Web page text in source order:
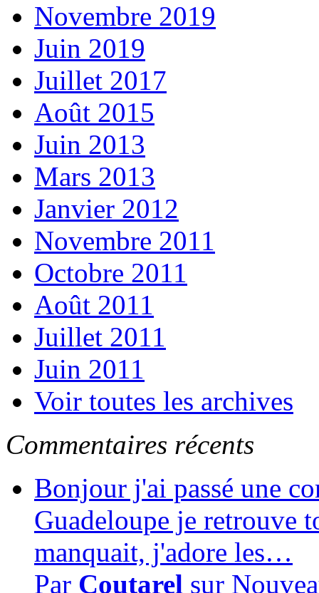
Novembre 2019
Juin 2019
Juillet 2017
Août 2015
Juin 2013
Mars 2013
Janvier 2012
Novembre 2011
Octobre 2011
Août 2011
Juillet 2011
Juin 2011
Voir toutes les archives
Commentaires récents
Bonjour j'ai passé une
Guadeloupe je retrouve
manquait, j'adore les…
Par Coutarel sur